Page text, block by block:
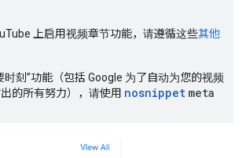
上启用视频章节功能，请遵循这些其他
时刻”功能（包括 Google 为了自动为您的视频
的所有努力），请使用 nosnippet meta